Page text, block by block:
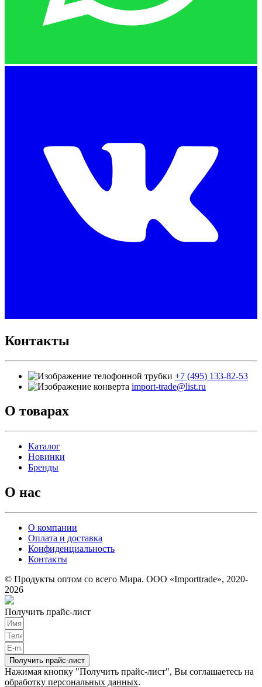
Контакты
+7 (495) 133-82-53
import-trade@list.ru
О товарах
Каталог
Новинки
Бренды
О нас
О компании
Оплата и доставка
Конфиденциальность
Контакты
© Продукты оптом со всего Мира. ООО «Importtrade», 2020-
2026
Получить прайс-лист
Получить прайс-лист
Нажимая кнопку "Получить прайс-лист", Вы соглашаетесь на
обработку персональных данных.